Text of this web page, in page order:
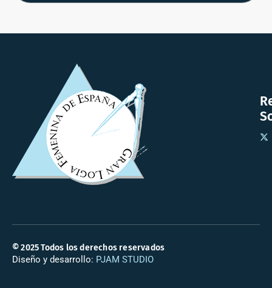
© 2025 Todos los derechos reservados
Diseño y desarrollo: PJAM STUDIO